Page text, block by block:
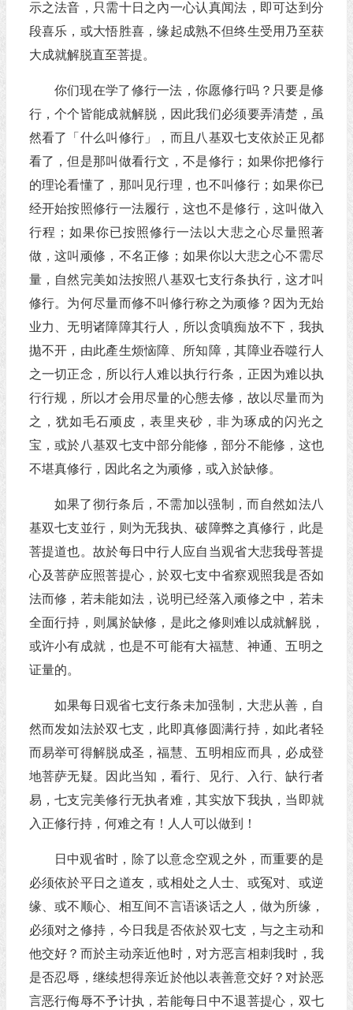
示之法音，只需十日之內一心认真闻法，即可达到分
段喜乐，或大悟胜喜，缘起成熟不但终生受用乃至获
大成就解脱直至菩提。
你们现在学了修行一法，你愿修行吗？只要是修
行，个个皆能成就解脱，因此我们必须要弄清楚，虽
然看了「什么叫修行」，而且八基双七支依於正见都
看了，但是那叫做看行文，不是修行；如果你把修行
的理论看懂了，那叫见行理，也不叫修行；如果你已
经开始按照修行一法履行，这也不是修行，这叫做入
行程；如果你已按照修行一法以大悲之心尽量照著
做，这叫顽修，不名正修；如果你以大悲之心不需尽
量，自然完美如法按照八基双七支行条执行，这才叫
修行。为何尽量而修不叫修行称之为顽修？因为无始
业力、无明诸障障其行人，所以贪嗔痴放不下，我执
拋不开，由此產生烦恼障、所知障，其障业吞噬行人
之一切正念，所以行人难以执行行条，正因为难以执
行行规，所以才会用尽量的心態去修，故以尽量而为
之，犹如毛石顽皮，表里夹砂，非为琢成的闪光之
宝，或於八基双七支中部分能修，部分不能修，这也
不堪真修行，因此名之为顽修，或入於缺修。
如果了彻行条后，不需加以强制，而自然如法八
基双七支並行，则为无我执、破障弊之真修行，此是
菩提道也。故於每日中行人应自当观省大悲我母菩提
心及菩萨应照菩提心，於双七支中省察观照我是否如
法而修，若未能如法，说明已经落入顽修之中，若未
全面行持，则属於缺修，是此之修则难以成就解脱，
或许小有成就，也是不可能有大福慧、神通、五明之
证量的。
如果每日观省七支行条未加强制，大悲从善，自
然而发如法於双七支，此即真修圆满行持，如此者轻
而易举可得解脱成圣，福慧、五明相应而具，必成登
地菩萨无疑。因此当知，看行、见行、入行、缺行者
易，七支完美修行无执者难，其实放下我执，当即就
入正修行持，何难之有！人人可以做到！
日中观省时，除了以意念空观之外，而重要的是
必须依於平日之道友，或相处之人士、或冤对、或逆
缘、或不顺心、相互间不言语谈话之人，做为所缘，
必须对之修持，今日我是否依於双七支，与之主动和
他交好？而於主动亲近他时，对方恶言相刺我时，我
是否忍辱，继续想得亲近於他以表善意交好？对於恶
言恶行侮辱不予计执，若能每日中不退菩提心，双七